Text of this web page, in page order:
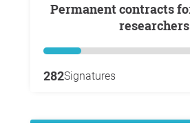
Permanent contracts for successful
researchers
282Signatures